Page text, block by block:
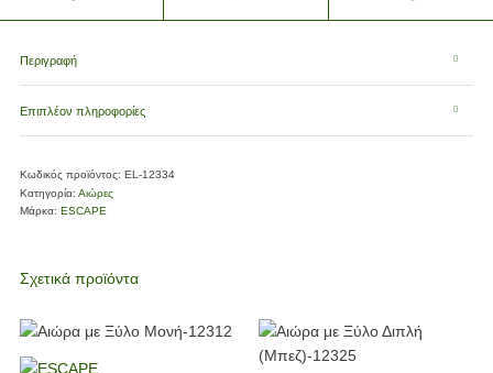
Περιγραφή
Επιπλέον πληροφορίες
Κωδικός προϊόντος: EL-12334
Κατηγορία: Αιώρες
Μάρκα: ESCAPE
Σχετικά προϊόντα